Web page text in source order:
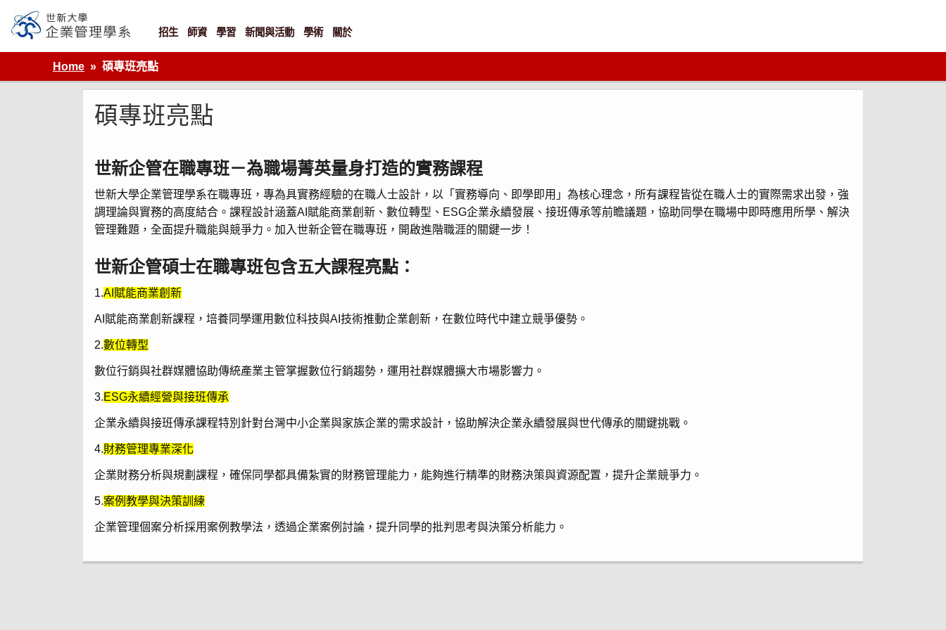
content
世新大學企業管理學系
招生 師資 學習 新聞與活動 學術 關於
Home 碩專班亮點
碩專班亮點
世新企管在職專班－為職場菁英量身打造的實務課程
世新大學企業管理學系在職專班，專為具實務經驗的在職人士設計，以「實務導向、即學即用」為核心理念，所有課程皆從在職人士的實際需求出發，強
調理論與實務的高度結合。課程設計涵蓋AI賦能商業創新、數位轉型、ESG企業永續發展、接班傳承等前瞻議題，協助同學在職場中即時應用所學、解決
管理難題，全面提升職能與競爭力。加入世新企管在職專班，開啟進階職涯的關鍵一步！
世新企管碩士在職專班包含五大課程亮點：
1.AI賦能商業創新
AI賦能商業創新課程，培養同學運用數位科技與AI技術推動企業創新，在數位時代中建立競爭優勢。
2.數位轉型
數位行銷與社群媒體協助傳統產業主管掌握數位行銷趨勢，運用社群媒體擴大市場影響力。
3.ESG永續經營與接班傳承
企業永續與接班傳承課程特別針對台灣中小企業與家族企業的需求設計，協助解決企業永續發展與世代傳承的關鍵挑戰。
4.財務管理專業深化
企業財務分析與規劃課程，確保同學都具備紮實的財務管理能力，能夠進行精準的財務決策與資源配置，提升企業競爭力。
5.案例教學與決策訓練
企業管理個案分析採用案例教學法，透過企業案例討論，提升同學的批判思考與決策分析能力。